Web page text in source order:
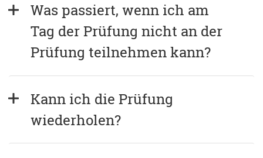
Was passiert, wenn ich am
Tag der Prüfung nicht an der
Prüfung teilnehmen kann?
Kann ich die Prüfung
wiederholen?